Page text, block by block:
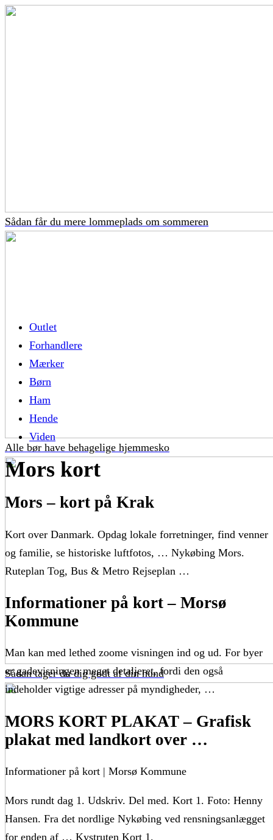
Sådan får du mere lommeplads om sommeren
Alle bør have behagelige hjemmesko
Sådan tager du dig godt af din hund
Outlet
Forhandlere
Mærker
Børn
Ham
Hende
Viden
Mors kort
Mors – kort på Krak
Kort over Danmark. Opdag lokale forretninger, find venner
og familie, se historiske luftfotos, … Nykøbing Mors.
Ruteplan Tog, Bus & Metro Rejseplan …
Informationer på kort – Morsø
Kommune
Man kan med lethed zoome visningen ind og ud. For byer
er gadevisningen meget detaljeret, fordi den også
indeholder vigtige adresser på myndigheder, …
MORS KORT PLAKAT – Grafisk
plakat med landkort over …
Informationer på kort | Morsø Kommune
Mors rundt dag 1. Udskriv. Del med. Kort 1. Foto: Henny
Hansen. Fra det nordlige Nykøbing ved rensningsanlægget
for enden af … Kystruten Kort 1.